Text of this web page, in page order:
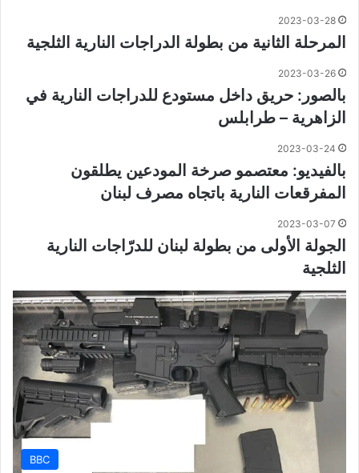
2023-03-28
المرحلة الثانية من بطولة الدراجات النارية الثلجية
2023-03-26
بالصور: حريق داخل مستودع للدراجات النارية في
الزاهرية – طرابلس
2023-03-24
بالفيديو: معتصمو صرخة المودعين يطلقون
المفرقعات النارية باتجاه مصرف لبنان
2023-03-07
الجولة الأولى من بطولة لبنان للدرّاجات النارية
الثلجية
BBC